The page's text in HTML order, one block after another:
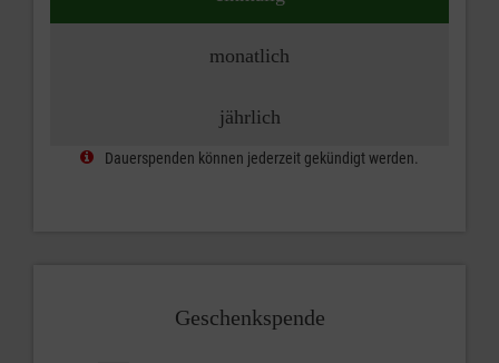
monatlich
jährlich
Dauerspenden können jederzeit gekündigt werden.
Geschenkspende